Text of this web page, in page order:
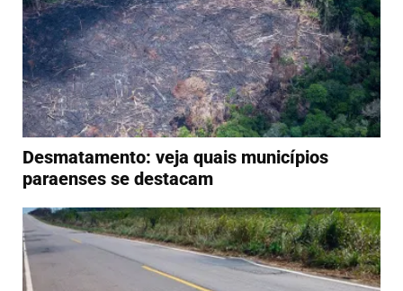
Desmatamento: veja quais municípios
paraenses se destacam